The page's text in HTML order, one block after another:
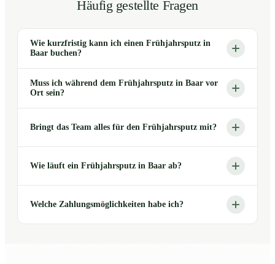
Häufig gestellte Fragen
Wie kurzfristig kann ich einen Frühjahrsputz in
Baar buchen?
Muss ich während dem Frühjahrsputz in Baar vor
Ort sein?
Bringt das Team alles für den Frühjahrsputz mit?
Wie läuft ein Frühjahrsputz in Baar ab?
Welche Zahlungsmöglichkeiten habe ich?